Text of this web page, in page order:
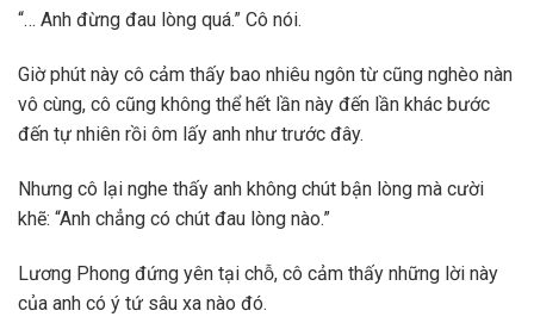
“… Anh đừng đau lòng quá.” Cô nói.
Giờ phút này cô cảm thấy bao nhiêu ngôn từ cũng nghèo nàn
vô cùng, cô cũng không thể hết lần này đến lần khác bước
đến tự nhiên rồi ôm lấy anh như trước đây.
Nhưng cô lại nghe thấy anh không chút bận lòng mà cười
khẽ: “Anh chẳng có chút đau lòng nào.”
Lương Phong đứng yên tại chỗ, cô cảm thấy những lời này
của anh có ý tứ sâu xa nào đó.